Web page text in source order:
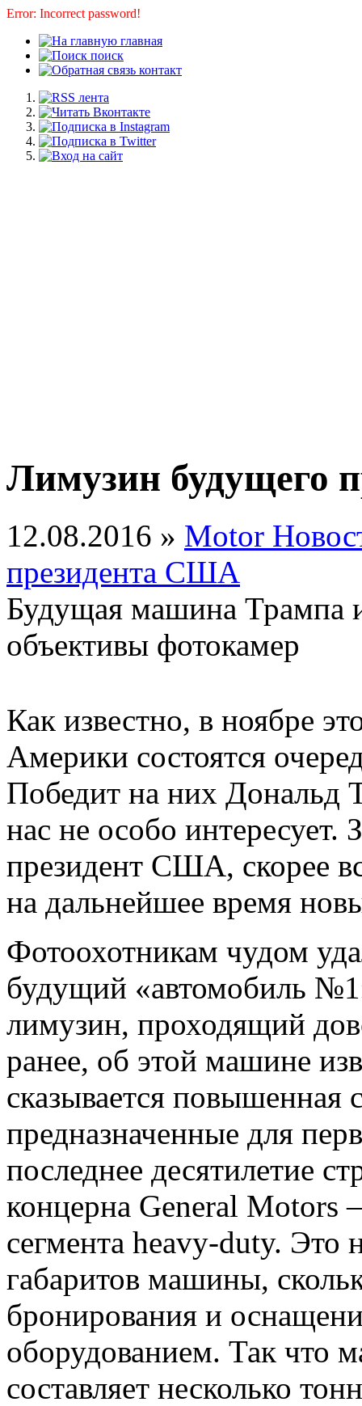
Error: Incorrect password!
главная
поиск
контакт
Лимузин будущего
12.08.2016 » Motor
президента США
Будущая машина Трампа
объективы фотокамер
Как известно, в ноябре
Америки состоятся
Победит на них Дональд
нас не особо интересует.
президент США, скорее
на дальнейшее время
Фотоохотникам чудом
будущий «автомобиль
лимузин, проходящий
ранее, об этой машине
сказывается повышенная
предназначенные для
последнее десятилетие
концерна General Motors
сегмента heavy-duty. Это
габаритов машины,
бронирования и
оборудованием. Так что
составляет несколько